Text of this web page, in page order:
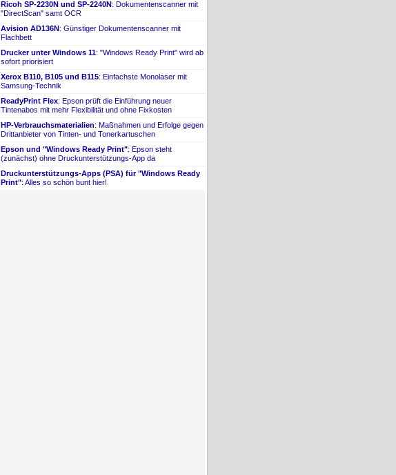
Ricoh SP-​2230N und SP-​2240N: Dokumentenscanner mit
"DirectScan" samt OCR
Avision AD136N: Günstiger Dokumentenscanner mit
Flachbett
Drucker unter Windows 11: "Windows Ready Print" wird ab
sofort priorisiert
Xerox B110, B105 und B115: Einfachste Monolaser mit
Samsung-​Technik
ReadyPrint Flex: Epson prüft die Einführung neuer
Tintenabos mit mehr Flexibilität und ohne Fixkosten
HP-​Verbrauchsmaterialien: Maßnahmen und Erfolge gegen
Drittanbieter von Tinten- ​ und Tonerkartuschen
Epson und "Windows Ready Print": Epson steht
(zunächst) ohne Druckunterstützungs-​App da
Druckunterstützungs-​Apps (PSA) für "Windows Ready
Print": Alles so schön bunt hier!